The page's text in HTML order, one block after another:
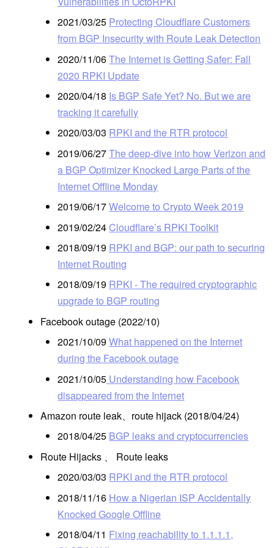
2021/03/25 Protecting Cloudflare Customers
from BGP Insecurity with Route Leak Detection
2020/11/06The Internet is Getting Safer: Fall
2020 RPKI Update
2020/04/18 Is BGP Safe Yet? No. But we are
tracking it carefully
2020/03/03 RPKI and the RTR protocol
2019/06/27The deep-dive into how Verizon and
a BGP Optimizer Knocked Large Parts of the
Internet Offline Monday
2019/06/17Welcome to Crypto Week 2019
2019/02/24Cloudflare’s RPKI Toolkit
2018/09/19 RPKI and BGP: our path to securing
Internet Routing
2018/09/19 RPKI - The required cryptographic
upgrade to BGP routing
Facebook outage (2022/10)
2021/10/09What happened on the Internet
during the Facebook outage
2021/10/05 Understanding how Facebook
disappeared from the Internet
Amazon route leak、route hijack (2018/04/24)
2018/04/25 BGP leaks and cryptocurrencies
Route Hijacks 、 Route leaks
2020/03/03 RPKI and the RTR protocol
2018/11/16 How a Nigerian ISP Accidentally
Knocked Google Offline
2018/04/11 Fixing reachability to 1.1.1.1,